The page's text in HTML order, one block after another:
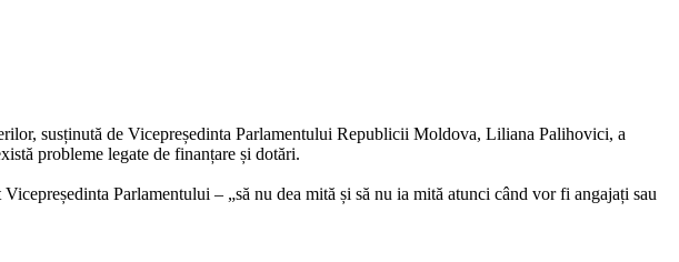
susținută de Vicepreședinta Parlamentului Republicii Moldova, Liliana Palihovici, a
probleme legate de finanțare și dotări.
Parlamentului – „să nu dea mită și să nu ia mită atunci când vor fi angajați sau